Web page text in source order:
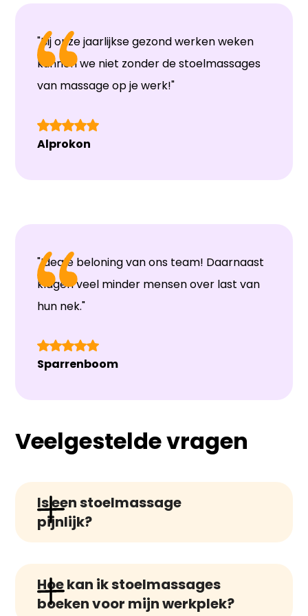
"Bij onze jaarlijkse gezond werken weken
kunnen we niet zonder de stoelmassages
van massage op je werk!"
Alprokon
"Ideale beloning van ons team! Daarnaast
klagen veel minder mensen over last van
hun nek."
Sparrenboom
Veelgestelde vragen
Is een stoelmassage
pijnlijk?
Een stoelmassage zou niet pijnlijk
moeten zijn. Het kan enige druk en
ongemak veroorzaken, vooral in
Hoe kan ik stoelmassages
boeken voor mijn werkplek?